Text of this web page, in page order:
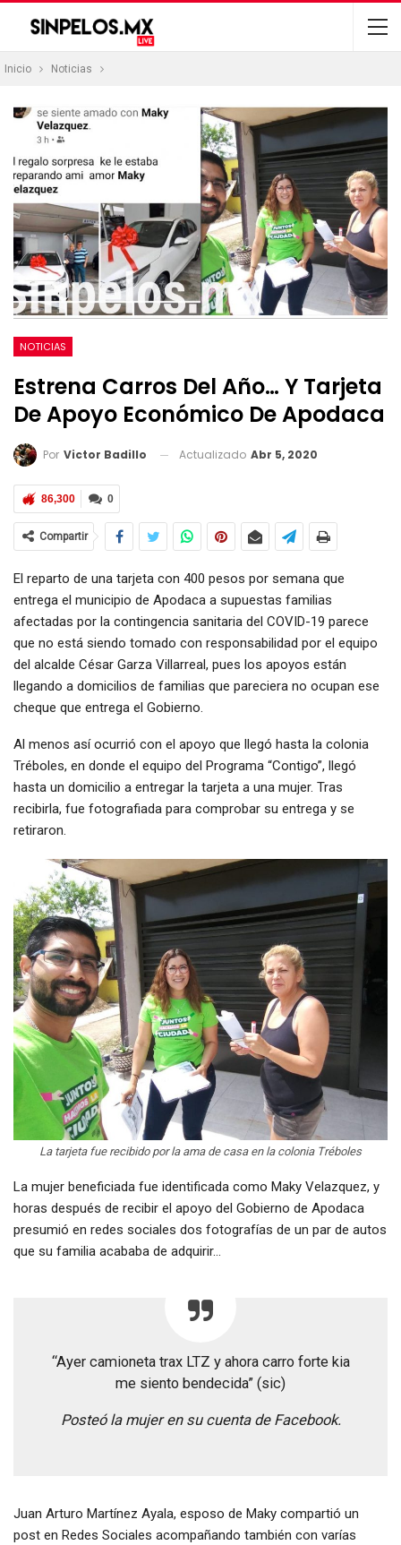
Inicio Noticias
NOTICIAS
Estrena Carros Del Año… Y Tarjeta
De Apoyo Económico De Apodaca
Por Victor Badillo Actualizado Abr 5, 2020
0
86,300
Compartir
El reparto de una tarjeta con 400 pesos por semana que
entrega el municipio de Apodaca a supuestas familias
afectadas por la contingencia sanitaria del COVID-19 parece
que no está siendo tomado con responsabilidad por el equipo
del alcalde César Garza Villarreal, pues los apoyos están
llegando a domicilios de familias que pareciera no ocupan ese
cheque que entrega el Gobierno.
Al menos así ocurrió con el apoyo que llegó hasta la colonia
Tréboles, en donde el equipo del Programa “Contigo”, llegó
hasta un domicilio a entregar la tarjeta a una mujer. Tras
recibirla, fue fotografiada para comprobar su entrega y se
retiraron.
La tarjeta fue recibido por la ama de casa en la colonia Tréboles
La mujer beneficiada fue identificada como Maky Velazquez, y
horas después de recibir el apoyo del Gobierno de Apodaca
presumió en redes sociales dos fotografías de un par de autos
que su familia acababa de adquirir…
“Ayer camioneta trax LTZ y ahora carro forte kia
me siento bendecida” (sic)
Posteó la mujer en su cuenta de Facebook.
Juan Arturo Martínez Ayala, esposo de Maky compartió un
post en Redes Sociales acompañando también con varías